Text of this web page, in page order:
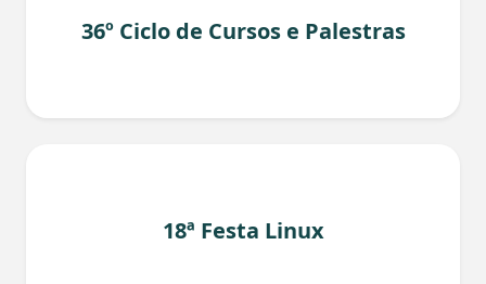
36º Ciclo de Cursos e Palestras
18ª Festa Linux